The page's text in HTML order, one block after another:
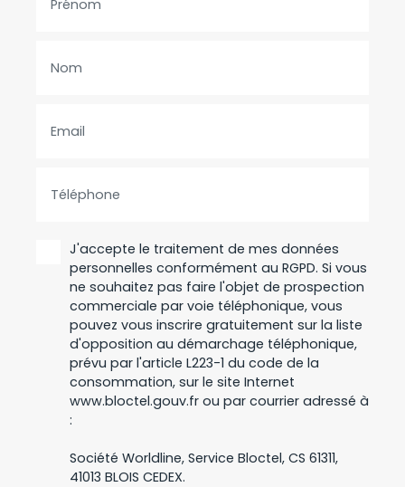
Prénom
Nom
Email
Téléphone
J'accepte le traitement de mes données
personnelles conformément au RGPD. Si vous
ne souhaitez pas faire l'objet de prospection
commerciale par voie téléphonique, vous
pouvez vous inscrire gratuitement sur la liste
d'opposition au démarchage téléphonique,
prévu par l'article L223-1 du code de la
consommation, sur le site Internet
www.bloctel.gouv.fr ou par courrier adressé à
:
Société Worldline, Service Bloctel, CS 61311,
41013 BLOIS CEDEX.